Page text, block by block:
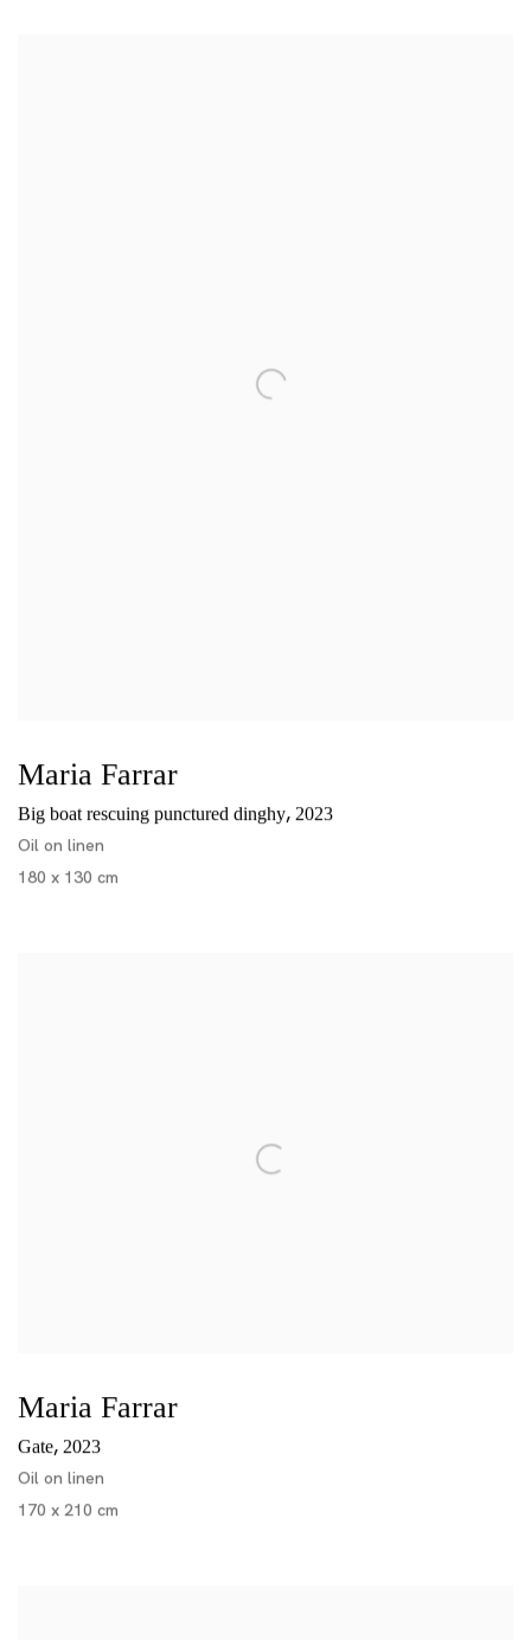
Maria Farrar
Big boat rescuing punctured dinghy, 2023
Oil on linen
180 x 130 cm
Maria Farrar
Gate, 2023
Oil on linen
170 x 210 cm